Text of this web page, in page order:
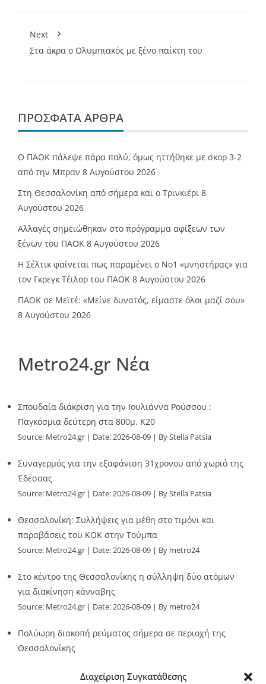
Διαχείριση Συγκατάθεσης
Next
Στα άκρα ο Ολυμπιακός με ξένο παίκτη του
ΠΡΌΣΦΑΤΑ ΆΡΘΡΑ
Ο ΠΑΟΚ πάλεψε πάρα πολύ, όμως ηττήθηκε με σκορ 3-2
από την Μπραν 8 Αυγούστου 2026
Στη Θεσσαλονίκη από σήμερα και ο Τρινκιέρι 8
Αυγούστου 2026
Αλλαγές σημειώθηκαν στο πρόγραμμα αφίξεων των
ξένων του ΠΑΟΚ 8 Αυγούστου 2026
Η Σέλτικ φαίνεται πως παραμένει ο Νο1 «μνηστήρας» για
τον Γκρεγκ Τέιλορ του ΠΑΟΚ 8 Αυγούστου 2026
ΠΑΟΚ σε Μεϊτέ: «Μείνε δυνατός, είμαστε όλοι μαζί σου»
8 Αυγούστου 2026
Metro24.gr Νέα
Σπουδαία διάκριση για την Ιουλιάννα Ρούσσου :
Παγκόσμια δεύτερη στα 800μ. Κ20
Source: Metro24.gr Date: 2026-08-09 By Stella Patsia
Συναγερμός για την εξαφάνιση 31χρονου από χωριό της
Έδεσσας
Source: Metro24.gr Date: 2026-08-09 By Stella Patsia
Θεσσαλονίκη: Συλλήψεις για μέθη στο τιμόνι και
παραβάσεις του ΚΟΚ στην Τούμπα
Source: Metro24.gr Date: 2026-08-09 By metro24
Στο κέντρο της Θεσσαλονίκης η σύλληψη δύο ατόμων
για διακίνηση κάνναβης
Source: Metro24.gr Date: 2026-08-09 By metro24
Πολύωρη διακοπή ρεύματος σήμερα σε περιοχή της
Θεσσαλονίκης